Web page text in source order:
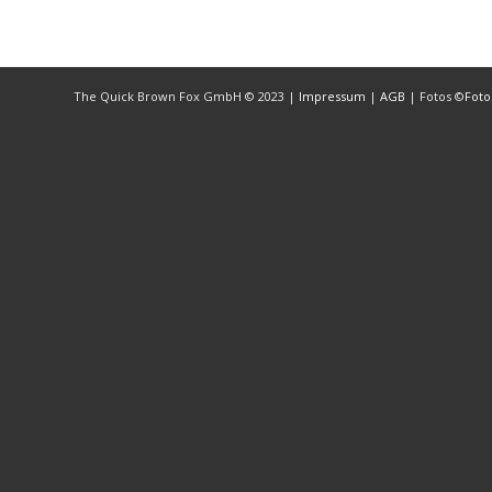
The Quick Brown Fox GmbH © 2023 | Impressum | AGB | Fotos ©